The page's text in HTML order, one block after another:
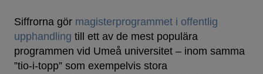
Siffrorna gör magisterprogrammet i offentlig
upphandling till ett av de mest populära
programmen vid Umeå universitet – inom samma
”tio-i-topp” som exempelvis stora